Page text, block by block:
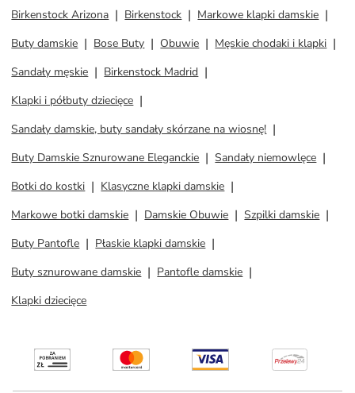
Birkenstock Arizona
Birkenstock
Markowe klapki damskie
Buty damskie
Bose Buty Obuwie
Męskie chodaki i klapki
Sandały męskie
Birkenstock Madrid
Klapki i półbuty dziecięce
Sandały damskie, buty sandały skórzane na wiosnę!
Buty Damskie Sznurowane Eleganckie
Sandały niemowlęce
Botki do kostki
Klasyczne klapki damskie
Markowe botki damskie
Damskie Obuwie
Szpilki damskie
Buty Pantofle
Płaskie klapki damskie
Buty sznurowane damskie
Pantofle damskie
Klapki dziecięce